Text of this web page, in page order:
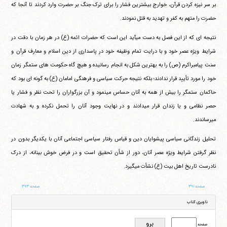
بر سر نیزه کردن قرآن، خوارج بیشترین فشار را برای ترک جنگ بر حضرت وارد کردند تا آنجا که
حضرت را متهم به کفر و تهدید به قتل نمودند.
نتیجه ای که از این فصل به دست می‎آید این است که حضرات ائمه (ع) در هر زمان با دقت در
شرایط ویژه عصر خود و با درایت تمام وظیفه خود در پاسداری از دین اسلام و معارف قرآن و
سنت پیامبراکرم (ص) را به بهترین شکل به انجام رسانیده و هیچ گاه حکومت های ستمگر زمان
خود را مورد تأیید قرار ندادند؛ بلکه نتیجه حرکت سیاسی و فرهنگی امامان (ع) به گونه ای بود که
حاکمان ستمگر را بیش از همه به آنان حساس می‎نمود و آن بزرگواران را تحت نظر و فشار یا
حصر نظامی و یا زندان قرار می‎دادند و در نهایت وجود آنان را تحمل نکرده و به شهادت
می‎رساندند.
تحلیل زندگانی سیاسی پیشوایان دین و قیاس رفتار سیاسی اجتماعی آنان با یکدیگر بدون در
نظر گرفتن شرایط ویژه عصر آنان، دور از شأن تحقیق است و در فرض خوش بینانه، از درک
نادرست تاریخ اهل بیت (ع) نشأت می‎گیرد.
صفحه ۳۹۱ صفحه ۳۹۳
ناوبری کتاب
صفحه